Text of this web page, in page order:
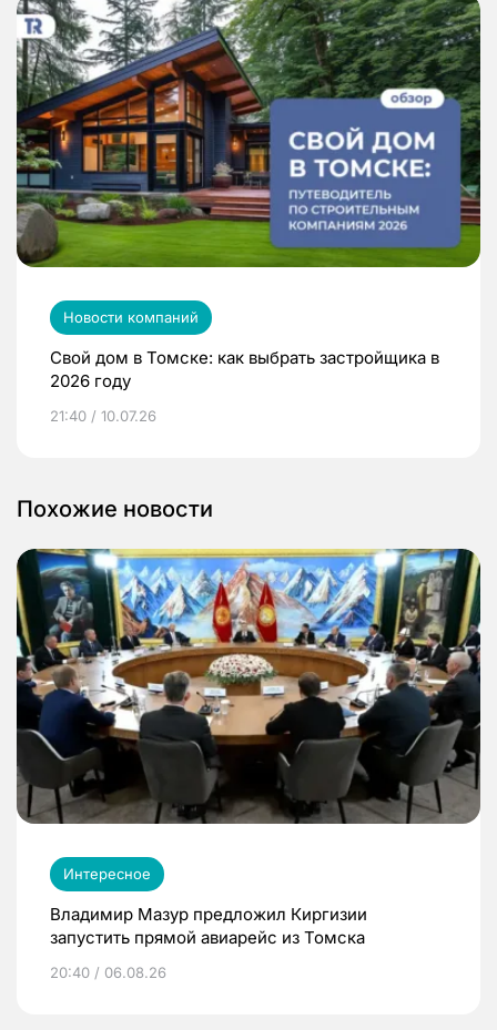
Новости компаний
Свой дом в Томске: как выбрать застройщика в
2026 году
21:40 / 10.07.26
Похожие новости
Интересное
Владимир Мазур предложил Киргизии
запустить прямой авиарейс из Томска
20:40 / 06.08.26